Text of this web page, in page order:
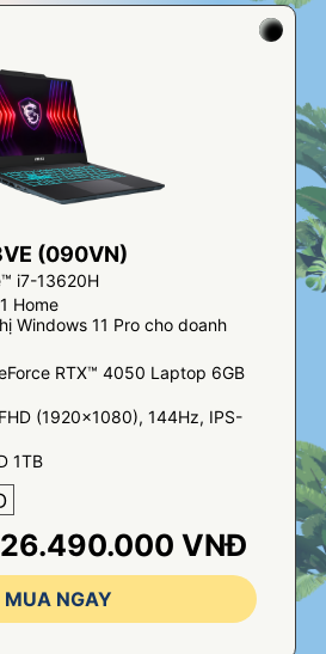
(090VN)
i7-13620H
Home
Windows 11 Pro cho doanh
RTX™ 4050 Laptop 6GB
(1920x1080), 144Hz, IPS-
1TB
26.490.000 VNĐ
MUA NGAY